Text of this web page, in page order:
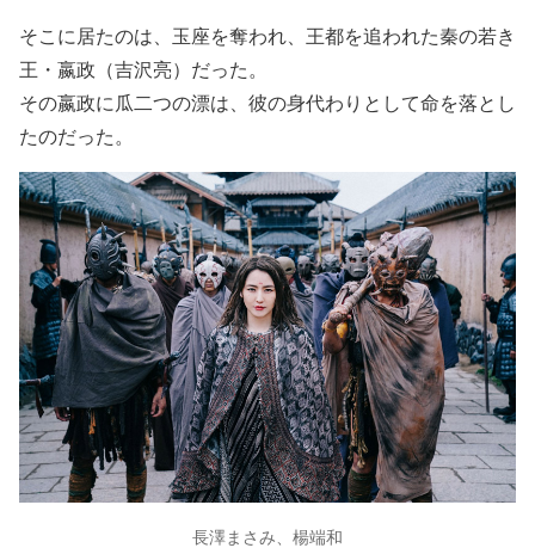
そこに居たのは、玉座を奪われ、王都を追われた秦の若き
王・嬴政（吉沢亮）だった。
その嬴政に瓜二つの漂は、彼の身代わりとして命を落とし
たのだった。
長澤まさみ、楊端和